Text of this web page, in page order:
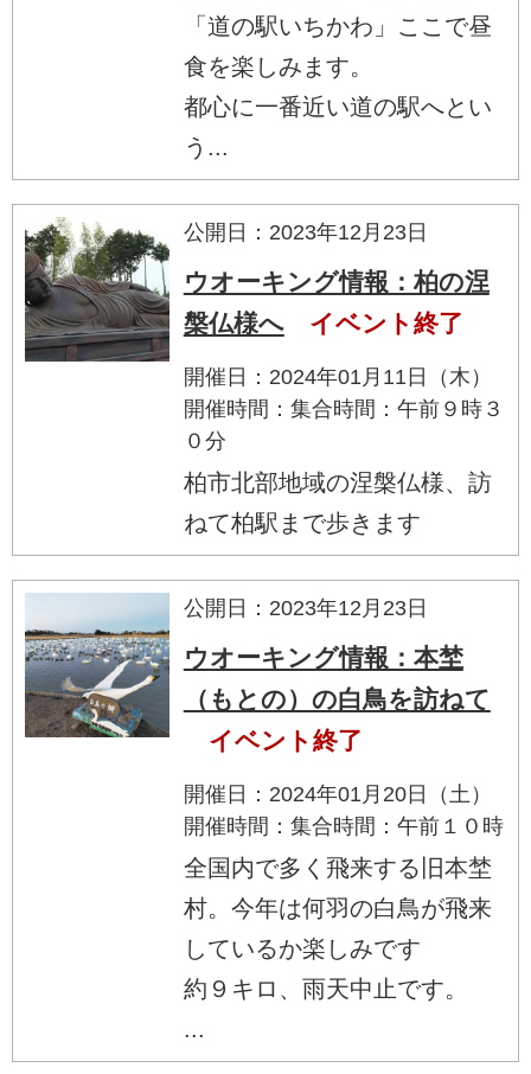
「道の駅いちかわ」ここで昼
食を楽しみます。
都心に一番近い道の駅へとい
う...
公開日：2023年12月23日
ウオーキング情報：柏の涅
槃仏様へ
イベント終了
開催日：2024年01月11日（木）
開催時間：集合時間：午前９時３
０分
柏市北部地域の涅槃仏様、訪
ねて柏駅まで歩きます
公開日：2023年12月23日
ウオーキング情報：本埜
（もとの）の白鳥を訪ねて
イベント終了
開催日：2024年01月20日（土）
開催時間：集合時間：午前１０時
全国内で多く飛来する旧本埜
村。今年は何羽の白鳥が飛来
しているか楽しみです
約９キロ、雨天中止です。
...